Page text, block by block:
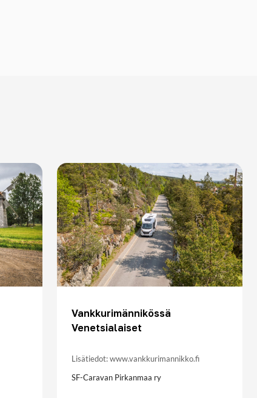
Vankkurimännikössä
Venetsialaiset
Lisätiedot: www.vankkurimannikko.fi
SF-Caravan Pirkanmaa ry